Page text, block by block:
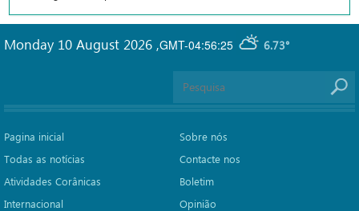
GMT-04:56:25 6.73°
Monday 10 August 2026 ,
Pagina inicial
Todas as notícias
Atividades Corânicas
Internacional
Sobre nós
Contacte nos
Boletim
Opinião